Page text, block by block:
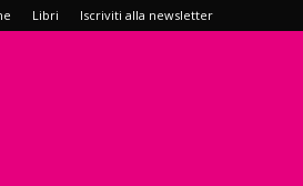
Libri Iscriviti alla newsletter